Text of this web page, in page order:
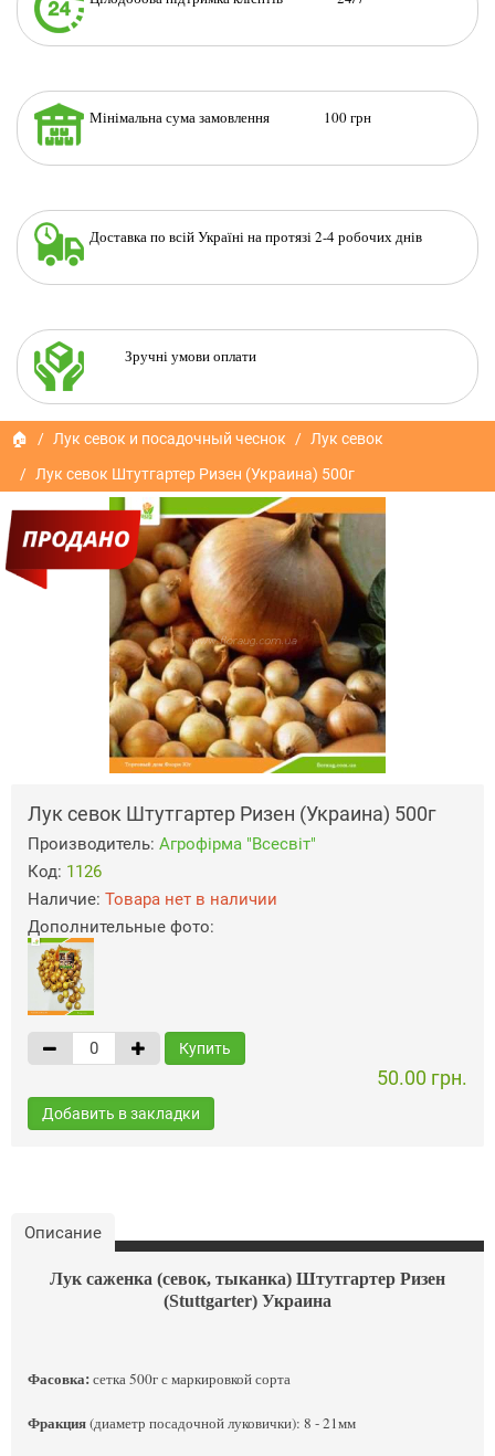
Мінімальна сума замовлення 100 грн
Доставка по всій Україні на протязі 2-4 робочих днів
Зручні умови оплати
🏠 Лук севок и посадочный чеснок
Лук севок
Лук севок Штутгартер Ризен (Украина) 500г
Лук севок Штутгартер Ризен (Украина) 500г
Производитель: Агрофiрма "Всесвiт"
Код: 1126
Наличие: Товара нет в наличии
Дополнительные фото:
Купить
50.00 грн.
Добавить в закладки
Описание
Лук саженка (севок, тыканка) Штутгартер Ризен
(Stuttgarter) Украина
Фасовка:сетка 500г с маркировкой сорта
Фракция(диаметр посадочной луковички): 8 - 21мм